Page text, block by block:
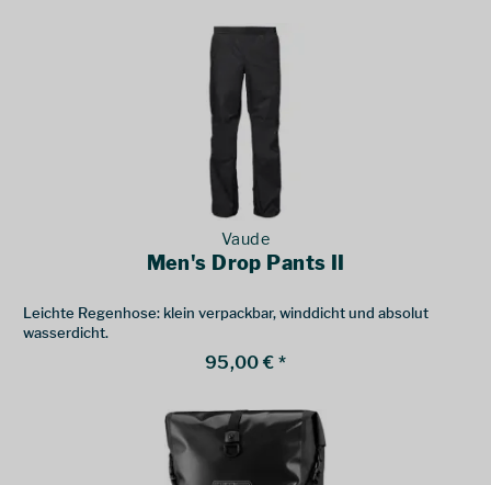
Vaude
Men's Drop Pants II
Leichte Regenhose: klein verpackbar, winddicht und absolut
wasserdicht.
95,00 € *